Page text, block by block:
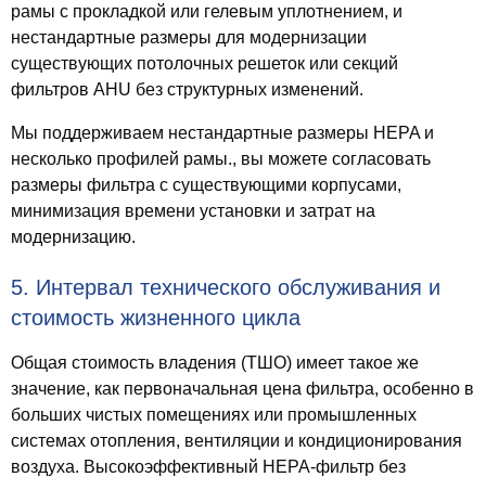
рамы с прокладкой или гелевым уплотнением, и
нестандартные размеры для модернизации
существующих потолочных решеток или секций
фильтров AHU без структурных изменений.
Мы поддерживаем нестандартные размеры HEPA и
несколько профилей рамы., вы можете согласовать
размеры фильтра с существующими корпусами,
минимизация времени установки и затрат на
модернизацию.
5. Интервал технического обслуживания и
стоимость жизненного цикла
Общая стоимость владения (ТШО) имеет такое же
значение, как первоначальная цена фильтра, особенно в
больших чистых помещениях или промышленных
системах отопления, вентиляции и кондиционирования
воздуха. Высокоэффективный HEPA-фильтр без